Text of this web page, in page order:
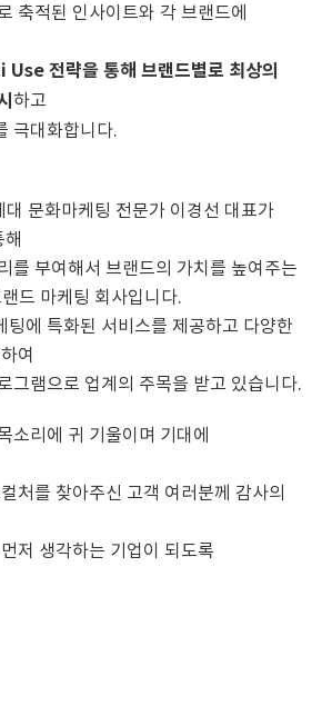
축적된 인사이트와 각 브랜드에
전략을 통해 브랜드별로 최상의
하고
극대화합니다.
문화마케팅 전문가 이경선 대표가
를 부여해서 브랜드의 가치를 높여주는
드 마케팅 회사입니다.
팅에 특화된 서비스를 제공하고 다양한
여
그램으로 업계의 주목을 받고 있습니다.
소리에 귀 기울이며 기대에
처를 찾아주신 고객 여러분께 감사의
저 생각하는 기업이 되도록